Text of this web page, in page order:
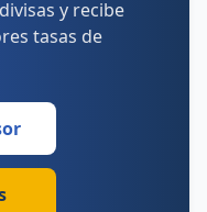
y recibe
tasas de